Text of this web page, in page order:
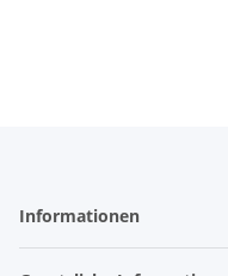
Informationen